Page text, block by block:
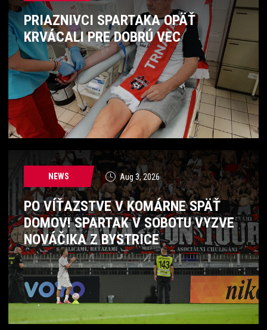
PRIAZNIVCI SPARTAKA OPÄŤ
KRVÁCALI PRE DOBRÚ VEC
NEWS Aug 3, 2026
PO VÍŤAZSTVE V KOMÁRNE SPÄŤ
DOMOV! SPARTAK V SOBOTU VYZVE
NOVÁČIKA Z BYSTRICE